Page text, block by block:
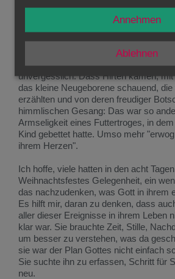
Wie hätte sie auch vergessen können
der Engel, ihr gesagt hatte? Das Kind,
Mann hatte, das gottgeschenkt in ihr
konnte sie noch viel weniger
die Zeit ihrer Schwangerschaft
Geburt im Stall, in äußerster Armut,
unvergesslich. Dass Hirten kamen,
das kleine Neugeborene schauend,
erzählten und von deren freudiger
himmlischen Gesang: Das war so
Armseligkeit eines Futtertroges, in
Kind gebettet hatte. Umso mehr
ihrem Herzen".
Ich hoffe, viele hatten in den acht
Weihnachtsfestes Gelegenheit, ein
das nachzudenken, was Gott in ihrem
Es hilft mir, daran zu denken, dass
aller dieser Ereignisse in ihrem Leben
klar war. Sie brauchte Zeit, Stille,
um besser zu verstehen, was da
sie war der Plan Gottes nicht einfach
Sie suchte ihn zu erfassen, Schritt für
neu.
Ablehnen
Annehmen